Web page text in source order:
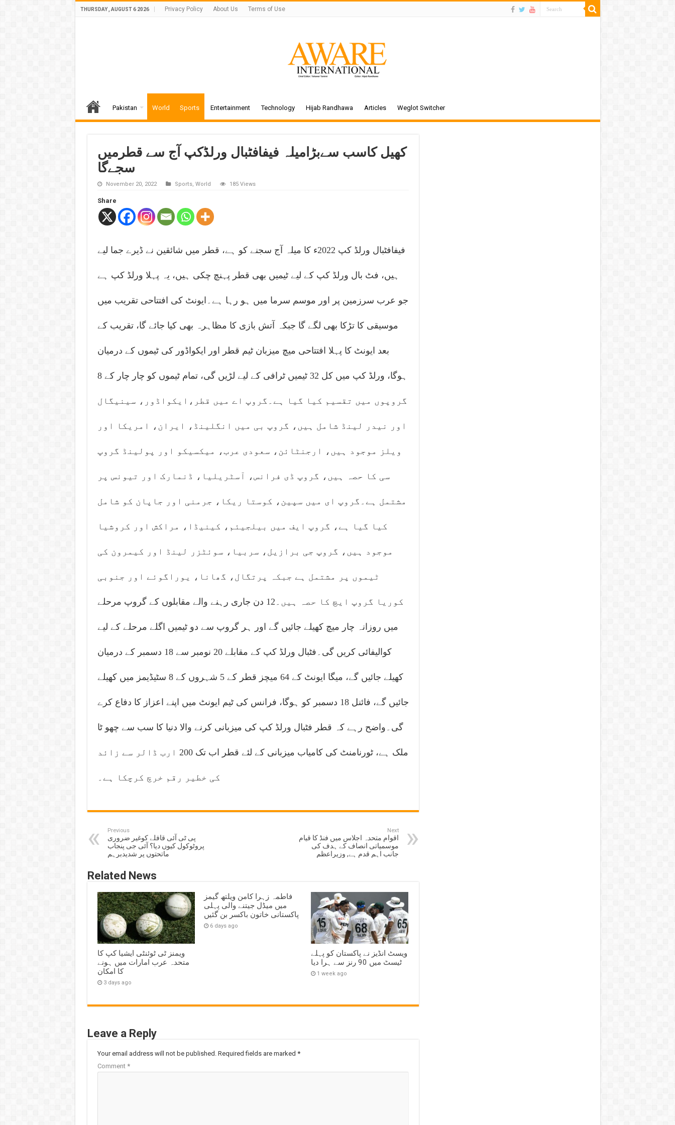
THURSDAY , AUGUST 6 2026 Privacy Policy About Us Terms of Use
Pakistan World Sports Entertainment Technology Hijab Randhawa Articles Weglot Switcher
کھیل کاسب سےبڑامیلہ فیفافٹبال ورلڈکپ آج سے قطرمیں
سجےگا
November 20, 2022 Sports, World 185 Views
Share
فیفافٹبال ورلڈ کپ 2022ء کا میلہ آج سجنے کو ہے، قطر میں شائقین نے ڈیرے جما لیے
ہیں، فٹ بال ورلڈ کپ کے لیے ٹیمیں بھی قطر پہنچ چکی ہیں، یہ پہلا ورلڈ کپ ہے
جو عرب سرزمین پر اور موسم سرما میں ہو رہا ہے۔ایونٹ کی افتتاحی تقریب میں
موسیقی کا تڑکا بھی لگے گا جبکہ آتش بازی کا مظاہرہ بھی کیا جائے گا، تقریب کے
بعد ایونٹ کا پہلا افتتاحی میچ میزبان ٹیم قطر اور ایکواڈور کی ٹیموں کے درمیان
ہوگا، ورلڈ کپ میں کل 32 ٹیمیں ٹرافی کے لیے لڑیں گی، تمام ٹیموں کو چار چار کے 8
گروپوں میں تقسیم کیا گیا ہے۔گروپ اے میں قطر،ایکواڈور، سینیگال
اور نیدر لینڈ شامل ہیں، گروپ بی میں انگلینڈ، ایران، امریکا اور
ویلز موجود ہیں، ارجنٹائن، سعودی عرب، میکسیکو اور پولینڈ گروپ
سی کا حصہ ہیں، گروپ ڈی فرانس، آسٹریلیا، ڈنمارک اور تیونس پر
مشتمل ہے۔گروپ ای میں سپین، کوستا ریکا، جرمنی اور جاپان کو شامل
کیا گیا ہے، گروپ ایف میں بیلجیئم، کینیڈا، مراکش اور کروشیا
موجود ہیں، گروپ جی برازیل، سربیا، سوئٹزر لینڈ اور کیمرون کی
ٹیموں پر مشتمل ہے جبکہ پرتگال، گھانا، یوراگوئے اور جنوبی
کوریا گروپ ایچ کا حصہ ہیں۔12 دن جاری رہنے والے مقابلوں کے گروپ مرحلے
میں روزانہ چار میچ کھیلے جائیں گے اور ہر گروپ سے دو ٹیمیں اگلے مرحلے کے لیے
کوالیفائی کریں گی۔فٹبال ورلڈ کپ کے مقابلے 20 نومبر سے 18 دسمبر کے درمیان
کھیلے جائیں گے، میگا ایونٹ کے 64 میچز قطر کے 5 شہروں کے 8 سٹیڈیمز میں کھیلے
جائیں گے، فائنل 18 دسمبر کو ہوگا، فرانس کی ٹیم ایونٹ میں اپنے اعزاز کا دفاع کرے
گی۔واضح رہے کہ قطر فٹبال ورلڈ کپ کی میزبانی کرنے والا دنیا کا سب سے چھو ٹا
ملک ہے، ٹورنامنٹ کی کامیاب میزبانی کے لئے قطر اب تک 200 ارب ڈالر سے زائد
کی خطیر رقم خرچ کرچکا ہے۔
Previous
پی ٹی آئی قافلے کوغیر ضروری
پروٹوکول کیوں دیا؟ آئی جی پنجاب
ماتحتوں پر شدیدبرہم
Next
اقوام متحدہ اجلاس میں فنڈ کا قیام
موسمیاتی انصاف کے ہدف کی
جانب اہم قدم ہے, وزیراعظم
Related News
ویمنز ٹی ٹوئنٹی ایشیا کپ کا
متحدہ عرب امارات میں ہونے
کا امکان
3 days ago
فاطمہ زہرا کامن ویلتھ گیمز
میں میڈل جیتنے والی پہلی
پاکستانی خاتون باکسر بن گئیں
6 days ago
ویسٹ انڈیز نے پاکستان کو پہلے
ٹیسٹ میں 90 رنز سے ہرا دیا
1 week ago
Leave a Reply
Your email address will not be published. Required fields are marked *
Comment *